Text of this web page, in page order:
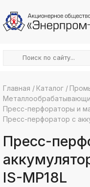
k
k
k
k
Главная / Каталог /
Пресс-перфораторы и
Пресс-перфоратор с
Пресс-
IS-MP18L